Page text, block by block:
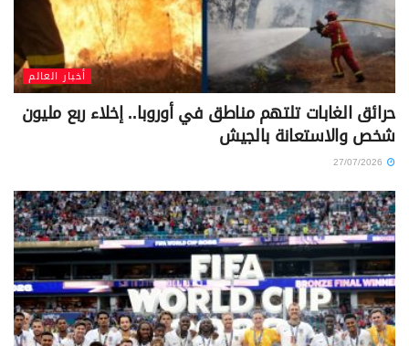
أخبار العالم
حرائق الغابات تلتهم مناطق في أوروبا.. إخلاء ربع مليون
شخص والاستعانة بالجيش